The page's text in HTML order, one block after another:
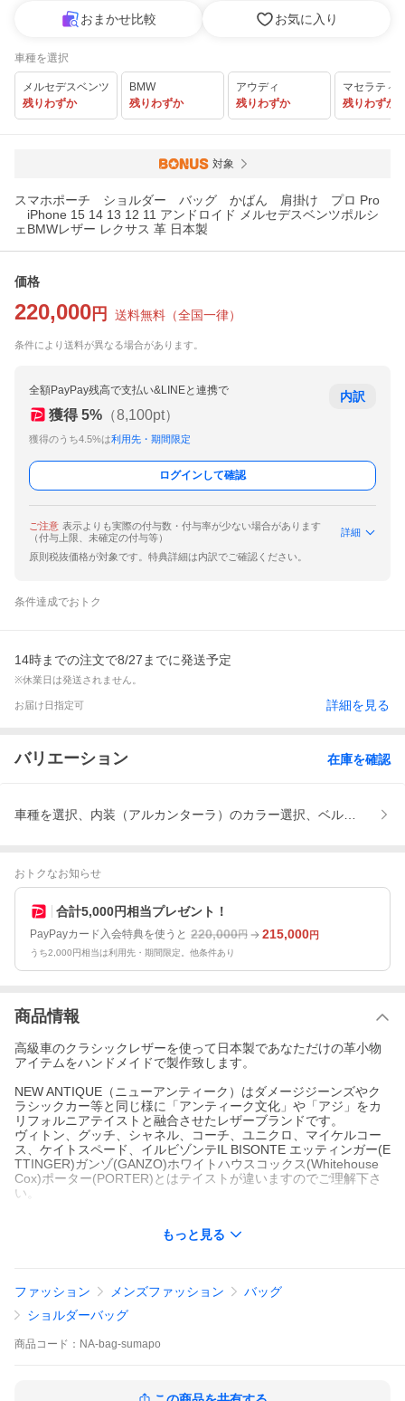
おまかせ比較 お気に入り
車種を選択
メルセデスベンツ
残りわずか
BMW
残りわずか
アウディ
残りわずか
マセラティ
残りわずか
対象
スマホポーチ ショルダー バッグ かばん 肩掛け プロ Pro
iPhone 15 14 13 12 11 アンドロイド メルセデスベンツポルシ
ェBMWレザー レクサス 革 日本製
価格
220,000 円 送料無料 （全国一律）
条件により送料が異なる場合があります。
全額PayPay残高で支払い&LINEと連携で
獲得 5% （8,100pt）
獲得のうち4.5%は利用先・期間限定
内訳
ログインして確認
ご注意 表示よりも実際の付与数・付与率が少ない場合があります
（付与上限、未確定の付与等）
詳細
原則税抜価格が対象です。特典詳細は内訳でご確認ください。
条件達成でおトク
14時までの注文で8/27までに発送予定
※休業日は発送されません。
お届け日指定可 詳細を見る
バリエーション 在庫を確認
車種を選択、内装（アルカンターラ）のカラー選択、ベルトを選
おトクなお知らせ
合計5,000円相当プレゼント！
PayPayカード入会特典を使うと 220,000円 215,000円
うち2,000円相当は利用先・期間限定。他条件あり
商品情報
高級車のクラシックレザーを使って日本製であなただけの革小物
アイテムをハンドメイドで製作致します。
NEW ANTIQUE（ニューアンティーク）はダメージジーンズやク
ラシックカー等と同じ様に「アンティーク文化」や「アジ」をカ
リフォルニアテイストと融合させたレザーブランドです。
ヴィトン、グッチ、シャネル、コーチ、ユニクロ、マイケルコー
ス、ケイトスペード、イルビゾンテIL BISONTE エッティンガー(E
TTINGER)ガンゾ(GANZO)ホワイトハウスコックス(Whitehouse
Cox)ポーター(PORTER)とはテイストが違いますのでご理解下さ
い。
メルセデスベンツ BMW ポルシェ アウディ フェラーリ ジャガー
エン 911 ギブリ ハマー マイバッハ アルピナ BMW Mス
ポーツ R8 アストンマーティンヴァンキッシュ DB スカイラ
イン E S G ゲレンデ ジープ JEEP 458 Mercedes Benz B
MW Porsche Audi Ferrari Jaguar Lamborghini Maserati Bentley R
olls Royce Lexus
もっと見る
ファッション メンズファッション
バッグ
ショルダーバッグ
商品 コード： NA-bag-sumapo